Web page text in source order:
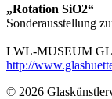
„Rotation SiO2“
Sonderausstellung
LWL-MUSEUM
http://
© 2026